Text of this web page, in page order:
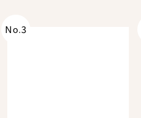
No.3